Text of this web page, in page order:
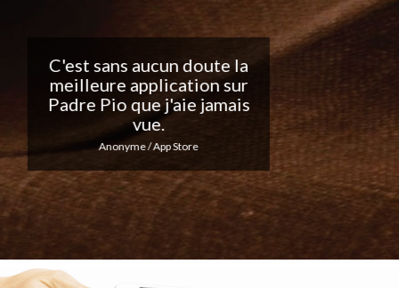
Belle application, j'adore
les notifications
quotidiennes... Continuez
votre excellent travail !